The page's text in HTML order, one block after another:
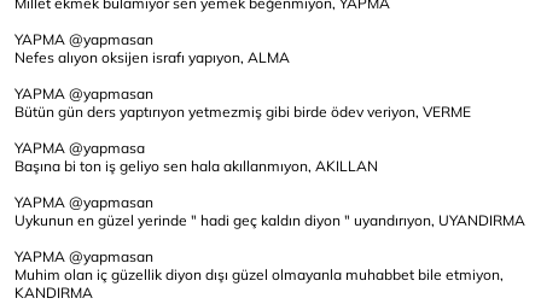
YAPMA @yapmasan
Nefes alıyon oksijen israfı yapıyon, ALMA
YAPMA @yapmasan
Bütün gün ders yaptırıyon yetmezmiş gibi birde ödev veriyon, VERME
YAPMA @yapmasa
Başına bi ton iş geliyo sen hala akıllanmıyon, AKILLAN
YAPMA @yapmasan
Uykunun en güzel yerinde " hadi geç kaldın diyon " uyandırıyon, UYANDIRMA
YAPMA @yapmasan
Muhim olan iç güzellik diyon dışı güzel olmayanla muhabbet bile etmiyon,
KANDIRMA